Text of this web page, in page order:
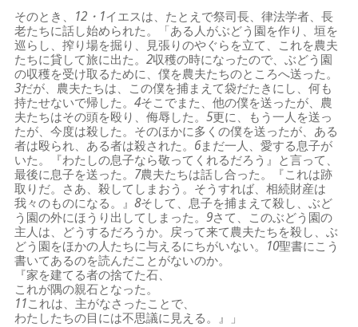
そのとき、 12・1イエスは、たとえで祭司長、律法学者、長
老たちに話し始められた。「ある人がぶどう園を作り、垣を
巡らし、搾り場を掘り、見張りのやぐらを立て、これを農夫
たちに貸して旅に出た。2収穫の時になったので、ぶどう園
の収穫を受け取るために、僕を農夫たちのところへ送った。
3だが、農夫たちは、この僕を捕まえて袋だたきにし、何も
持たせないで帰した。4そこでまた、他の僕を送ったが、農
夫たちはその頭を殴り、侮辱した。5更に、もう一人を送っ
たが、今度は殺した。そのほかに多くの僕を送ったが、ある
者は殴られ、ある者は殺された。 6まだ一人、愛する息子が
いた。『わたしの息子なら敬ってくれるだろう』と言って、
最後に息子を送った。 7農夫たちは話し合った。『これは跡
取りだ。さあ、殺してしまおう。そうすれば、相続財産は
我々のものになる。』8そして、息子を捕まえて殺し、ぶど
う園の外にほうり出してしまった。9さて、このぶどう園の
主人は、どうするだろうか。戻って来て農夫たちを殺し、ぶ
どう園をほかの人たちに与えるにちがいない。 10聖書にこう
書いてあるのを読んだことがないのか。
『家を建てる者の捨てた石、
これが隅の親石となった。
11これは、主がなさったことで、
わたしたちの目には不思議に見える。』」